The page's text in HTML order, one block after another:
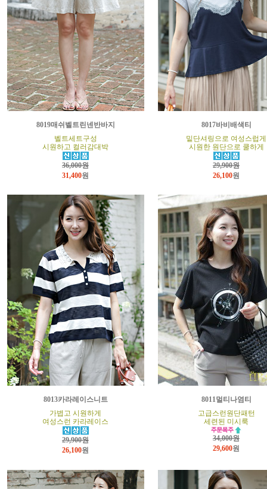
8019매쉬벨트린넨반바지
벨트세트구성
시원하고 컬러감대박
36,000원
31,400원
8017바비배색티
밑단셔링으로 여성스럽게
시원한 원단으로 쿨하게
29,900원
26,100원
8013카라레이스니트
가볍고 시원하게
여성스런 카라레이스
29,900원
26,100원
8011멀티나염티
고급스런원단패턴
세련된 미시룩
34,000원
29,600원